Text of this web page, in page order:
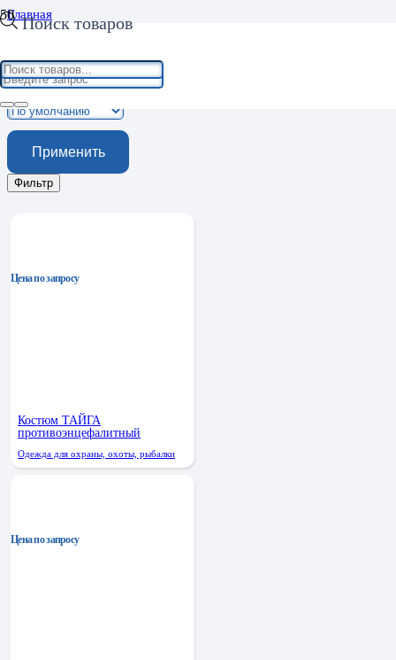
Поиск товаров
Главная
Спецодежда
Одежда для охраны, охоты, рыбалки
Применить
Фильтр
Костюм ТАЙГА
противоэнцефалитный
Одежда для охраны, охоты, рыбалки
Цена по запросу
Цена по запросу